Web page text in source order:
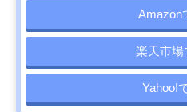
Amazon
楽天市場
Yahoo!